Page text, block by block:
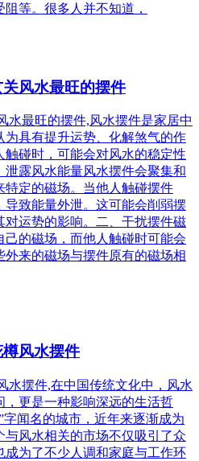
等。很多人并不知道，
风水最旺的摆件
水最旺的摆件,风水摆件是家居中
为具有提升运势、化解煞气的作
触碰时，可能会对风水的稳定性
泄露风水能量风水摆件会聚集和
特定的磁场。当他人触碰摆件
导致能量外泄。这可能会削弱摆
对运势的影响。二、干扰摆件磁
己的磁场，而他人触碰时可能会
外来的磁场与摆件原有的磁场相
风水摆件
水摆件,在中国传统文化中，风水
，更是一种影响深远的生活哲
字闻名的城市，近年来逐渐成为
与风水相关的市场不仅吸引了众
成为了不少人调和家庭与工作环